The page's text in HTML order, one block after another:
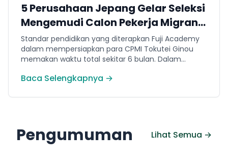
5 Perusahaan Jepang Gelar Seleksi
Mengemudi Calon Pekerja Migran
Jembrana
Standar pendidikan yang diterapkan Fuji Academy
dalam mempersiapkan para CPMI Tokutei Ginou
memakan waktu total sekitar 6 bulan. Dalam
menguasai sejumlah kompetensi. Seperti
(internal Fuji Academy). Sertifikasi resmi bahasa
Jepang.
Baca Selengkapnya →
Pengumuman Lihat Semua →